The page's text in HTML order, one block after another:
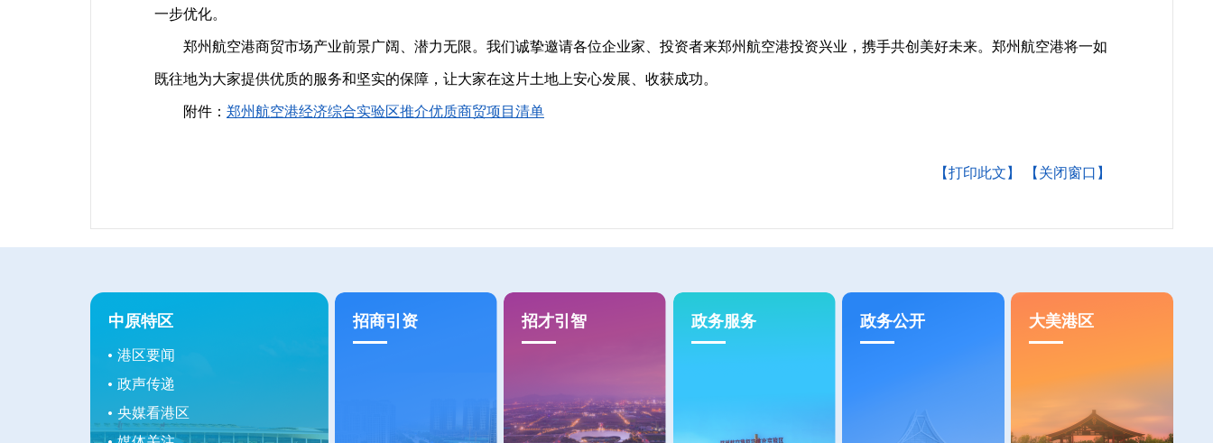
一步优化。
郑州航空港商贸市场产业前景广阔、潜力无限。我们诚挚邀请各位企业家、投资者来郑州航空港投资兴业，携手共创美好未来。郑州航空港将一如
既往地为大家提供优质的服务和坚实的保障，让大家在这片土地上安心发展、收获成功。
附件： 郑州航空港经济综合实验区推介优质商贸项目清单
【打印此文】 【关闭窗口】
中原特区
港区要闻
政声传递
央媒看港区
招商引资 招才引智 政务服务 政务公开 大美港区